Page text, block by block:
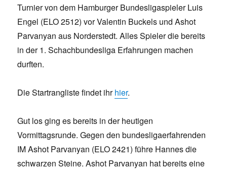
Turnier von dem Hamburger Bundesligaspieler Luis
Engel (ELO 2512) vor Valentin Buckels und Ashot
Parvanyan aus Norderstedt. Alles Spieler die bereits
in der 1. Schachbundesliga Erfahrungen machen
durften.
Die Startrangliste findet ihrhier.
Gut los ging es bereits in der heutigen
Vormittagsrunde. Gegen den bundesligaerfahrenden
IM Ashot Parvanyan (ELO 2421) führe Hannes die
schwarzen Steine. Ashot Parvanyan hat bereits eine